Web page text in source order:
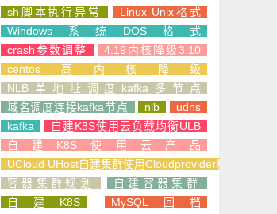
sh脚本执行异常
Linux Unix格式
Windows系统DOS格式
crash参数调整
4.19内核降级3.10
centos高内核降级
NLB单地址调度kafka多节点
域名调度连接kafka节点
nlb
udns
kafka
自建K8S使用云负载均衡ULB
自建K8S使用云产品
UCloud UHost自建集群使用Cloudprovider和CSI
容器集群规划
自建容器集群
自建K8S
MySQL回档